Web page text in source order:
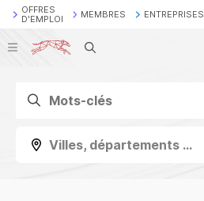
OFFRES
D'EMPLOI
MEMBRES ENTREPRISES
Recherche
Villes, départements ...